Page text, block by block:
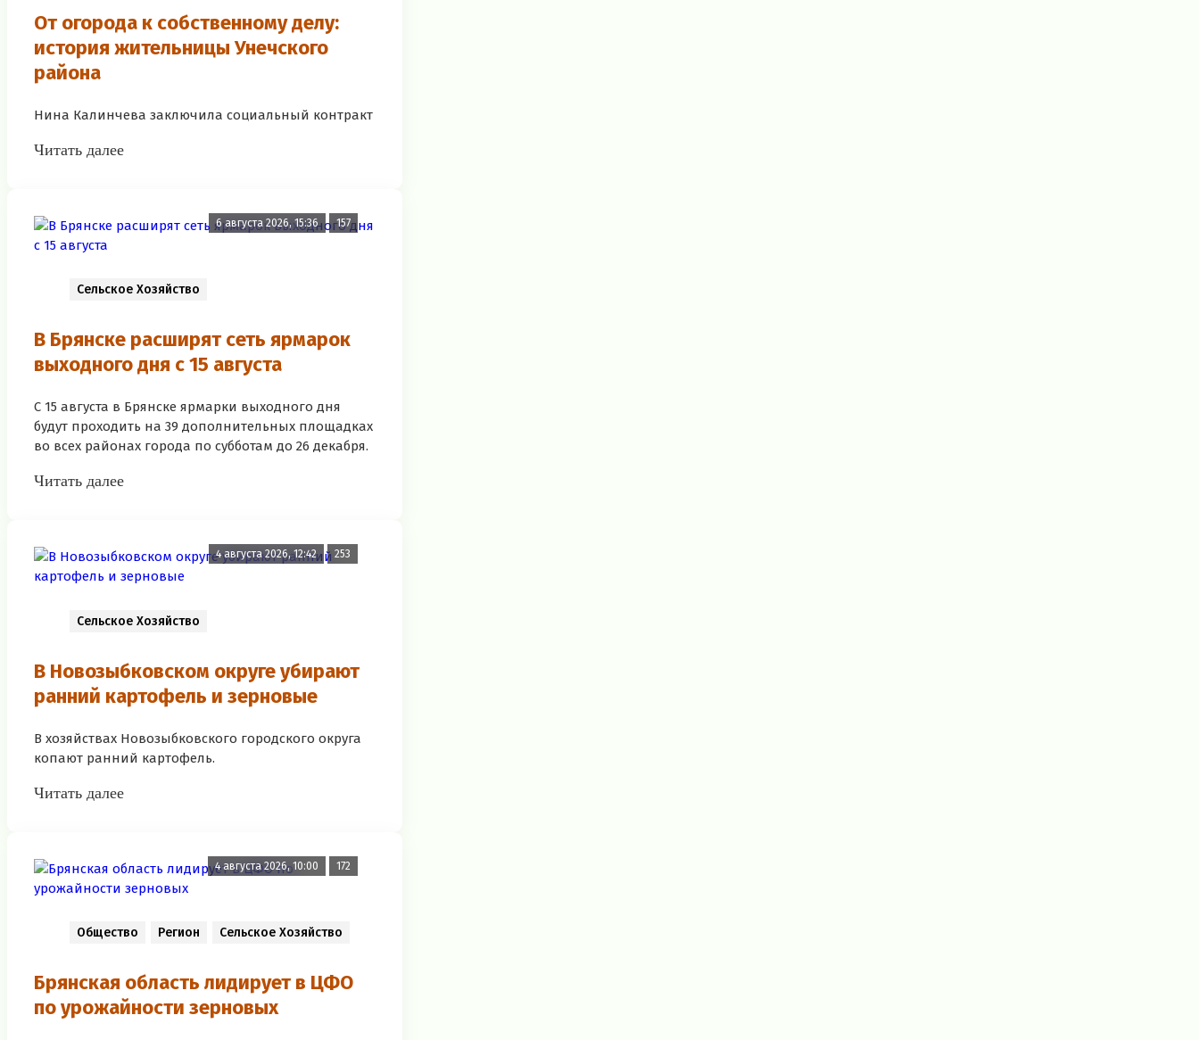
От огорода к собственному делу:
история жительницы Унечского
района
Нина Калинчева заключила социальный контракт
Читать далее
6 августа 2026, 15:36 157
Сельское Хозяйство
В Брянске расширят сеть ярмарок
выходного дня с 15 августа
С 15 августа в Брянске ярмарки выходного дня
будут проходить на 39 дополнительных площадках
во всех районах города по субботам до 26 декабря.
Читать далее
4 августа 2026, 12:42 253
Сельское Хозяйство
В Новозыбковском округе убирают
ранний картофель и зерновые
В хозяйствах Новозыбковского городского округа
копают ранний картофель.
Читать далее
4 августа 2026, 10:00 172
Общество Регион Сельское Хозяйство
Брянская область лидирует в ЦФО
по урожайности зерновых